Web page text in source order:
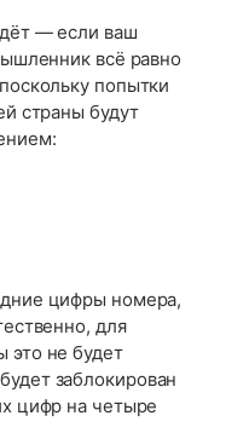
— если ваш
всё равно
попытки
страны будут
цифры номера,
для
это не будет
заблокирован
цифр на четыре